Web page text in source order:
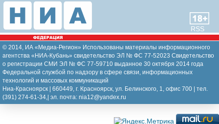
RSS
© 2014, ИА «Медиа-Регион» Использованы материалы информационного
агентства «НИА-Кубань» свидетельство ЭЛ № ФС 77-52023 Свидетельство
о регистрации СМИ ЭЛ № ФС 77-59710 выданное 30 октября 2014 года
Федеральной службой по надзору в сфере связи, информационных
технологий и массовых коммуникаций
Ниа-Красноярск | 660449, г. Красноярск, ул. Белинского, 1, офис 700 | тел.
(391) 274-61-34,| эл. почта: nia12@yandex.ru